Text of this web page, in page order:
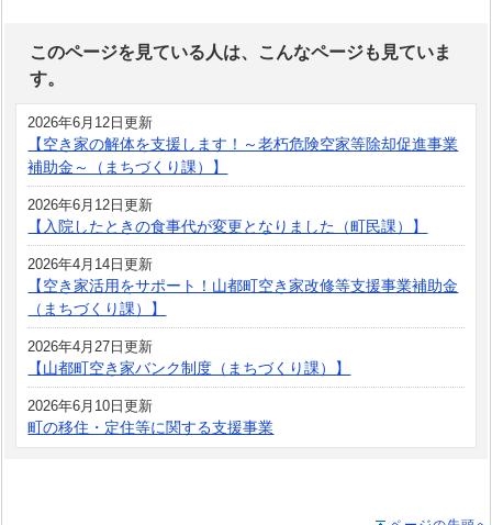
このページを見ている人は、こんなページも見ていま
す。
2026年6月12日更新
【空き家の解体を支援します！～老朽危険空家等除却促進事業
補助金～（まちづくり課）】
2026年6月12日更新
【入院したときの食事代が変更となりました（町民課）】
2026年4月14日更新
【空き家活用をサポート！山都町空き家改修等支援事業補助金
（まちづくり課）】
2026年4月27日更新
【山都町空き家バンク制度（まちづくり課）】
2026年6月10日更新
町の移住・定住等に関する支援事業